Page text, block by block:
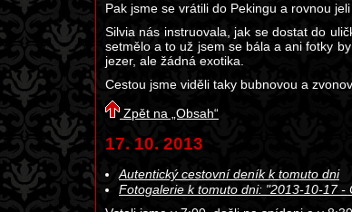
Pak jsme se vrátili do Pekingu a rovnou
Silvia nás instruovala, jak se dostat do
setmělo a to už jsem se bála a ani fotky
jezer, ale žádná exotika.
Cestou jsme viděli taky bubnovou a
Zpět na „Obsah“
17. 10. 2013
Autentický cestovní deník k tomuto dni
Fotogalerie k tomuto dni: "2013-10-17